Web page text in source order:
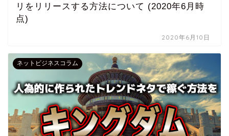
リをリリースする方法について (2020年6月時
点)
2020年6月10日
ネットビジネスコラム